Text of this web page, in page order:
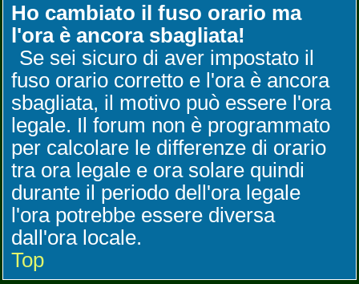
Ho cambiato il fuso orario ma
l'ora è ancora sbagliata!
Se sei sicuro di aver impostato il
fuso orario corretto e l'ora è ancora
sbagliata, il motivo può essere l'ora
legale. Il forum non è programmato
per calcolare le differenze di orario
tra ora legale e ora solare quindi
durante il periodo dell'ora legale
l'ora potrebbe essere diversa
dall'ora locale.
Top